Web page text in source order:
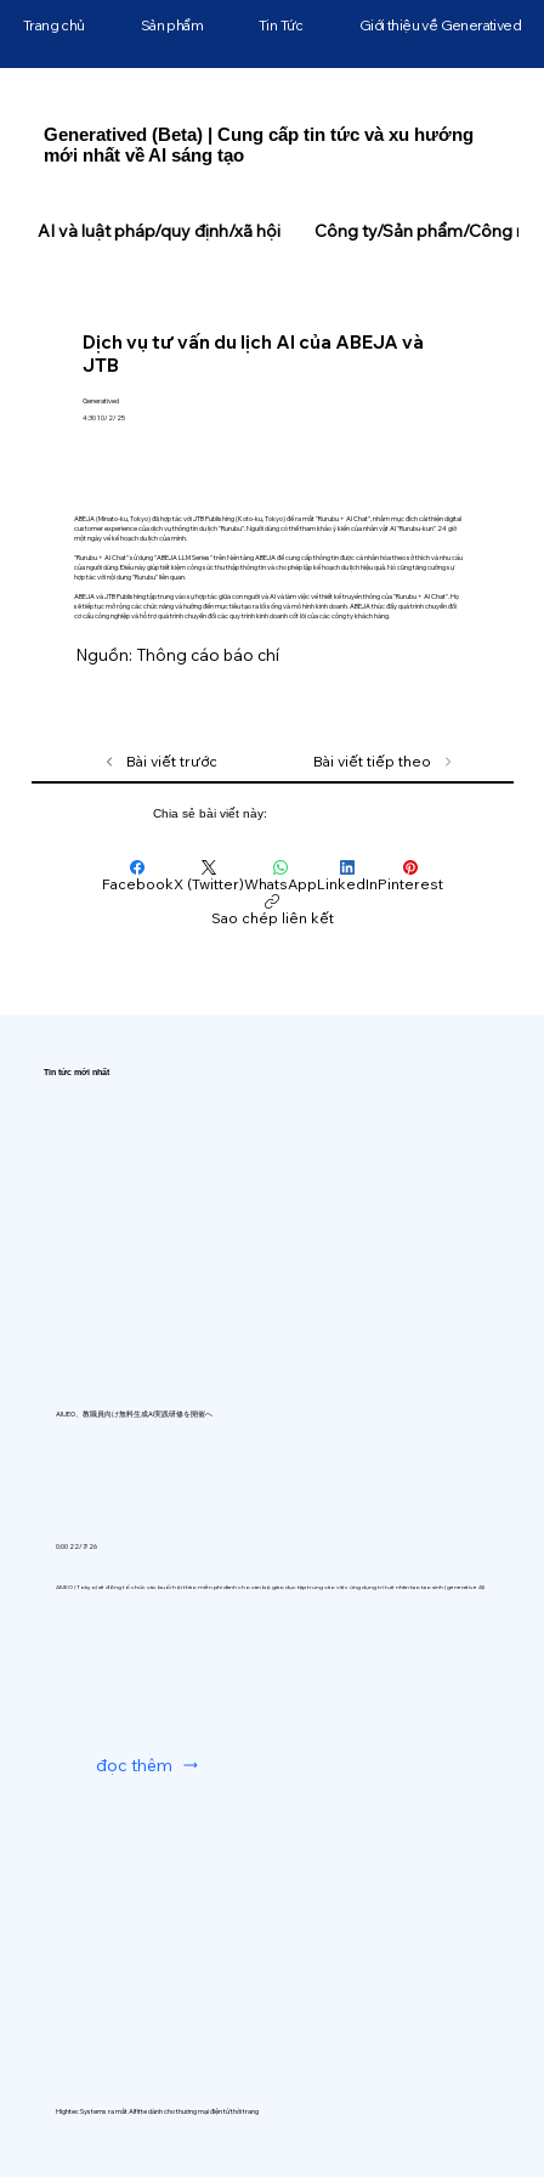
Generatived (Beta) | Cung cấp tin tức và xu hướng
mới nhất về AI sáng tạo
Dịch vụ tư vấn du lịch AI của ABEJA và
JTB
Generatived
4:30 10/2/25
ABEJA (Minato-ku, Tokyo) đã hợp tác với JTB Publishing (Koto-ku, Tokyo) để ra mắt "Rurubu + AI Chat", nhằm mục đích cải thiện digital
customer experience của dịch vụ thông tin du lịch "Rurubu". Người dùng có thể tham khảo ý kiến ​​của nhân vật AI "Rurubu-kun" 24 giờ
một ngày về kế hoạch du lịch của mình.
"Rurubu + AI Chat" sử dụng "ABEJA LLM Series" trên Nền tảng ABEJA để cung cấp thông tin được cá nhân hóa theo sở thích và nhu cầu
của người dùng. Điều này giúp tiết kiệm công sức thu thập thông tin và cho phép lập kế hoạch du lịch hiệu quả. Nó cũng tăng cường sự
hợp tác với nội dung "Rurubu" liên quan.
ABEJA và JTB Publishing tập trung vào sự hợp tác giữa con người và AI và làm việc về thiết kế truyền thông của "Rurubu + AI Chat". Họ
sẽ tiếp tục mở rộng các chức năng và hướng đến mục tiêu tạo ra lối sống và mô hình kinh doanh. ABEJA thúc đẩy quá trình chuyển đổi
cơ cấu công nghiệp và hỗ trợ quá trình chuyển đổi các quy trình kinh doanh cốt lõi của các công ty khách hàng.
Nguồn: Thông cáo báo chí
Bài viết trước Bài viết tiếp theo
Trang chủ Sản phẩm Tin Tức Giới thiệu về Generatived
Chia sẻ bài viết này:
FacebookX (Twitter)WhatsAppLinkedInPinterest
Sao chép liên kết
AI và luật pháp/quy định/xã hội Công ty/Sản phẩm/Công
Tin tức mới nhất
AIUEO、教職員向け無料生成AI実践研修を開催へ
0:00 22/7/26
AIUEO (Tokyo) sẽ đồng tổ chức các buổi hội thảo miễn phí dành cho cán bộ giáo dục tập trung vào việc ứng dụng trí tuệ nhân tạo tạo sinh (generative AI)
đọc thêm
Hightec Systems ra mắt AIfitte dành cho thương mại điện tử thời trang